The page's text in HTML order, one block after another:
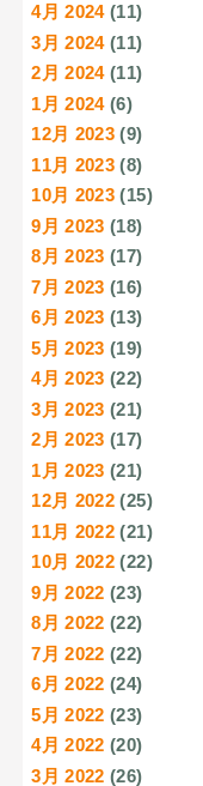
4月 2024(11)
3月 2024(11)
2月 2024(11)
1月 2024(6)
12月 2023 (9)
11月 2023 (8)
10月 2023 (15)
9月 2023 (18)
8月 2023 (17)
7月 2023 (16)
6月 2023 (13)
5月 2023 (19)
4月 2023 (22)
3月 2023 (21)
2月 2023 (17)
1月 2023 (21)
12月 2022 (25)
11月 2022 (21)
10月 2022 (22)
9月 2022 (23)
8月 2022 (22)
7月 2022 (22)
6月 2022 (24)
5月 2022 (23)
4月 2022 (20)
3月 2022 (26)